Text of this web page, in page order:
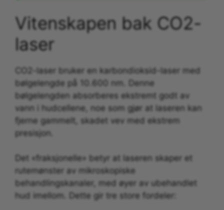
Vitenskapen bak CO2-
laser
CO2-laser bruker en karbondioksid-laser med
bølgelengde på 10.600 nm. Denne
bølgelengden absorberes ekstremt godt av
vann i hudcellene, noe som gjør at laseren kan
fjerne gammelt, skadet vev med ekstrem
presisjon.
Det «fraksjonelle» betyr at laseren skaper et
rutemønster av mikroskopiske
behandlingskanaler, med øyer av ubehandlet
hud imellom. Dette gir tre store fordeler: